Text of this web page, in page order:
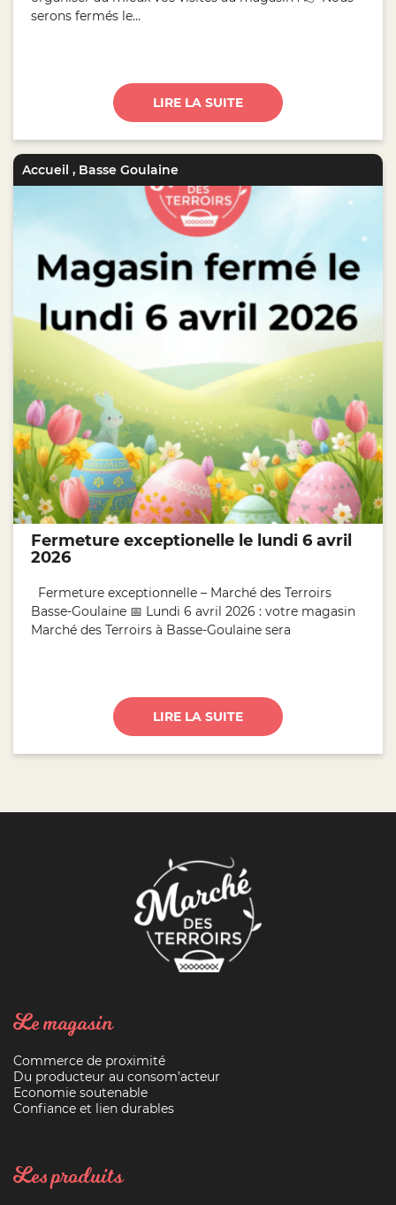
serons fermés le...
LIRE LA SUITE
Accueil , Basse Goulaine
Fermeture exceptionelle le lundi 6 avril
2026
Fermeture exceptionnelle – Marché des Terroirs
Basse-Goulaine 📅 Lundi 6 avril 2026 : votre magasin
Marché des Terroirs à Basse-Goulaine sera
LIRE LA SUITE
Le magasin
Commerce de proximité
Du producteur au consom’acteur
Economie soutenable
Confiance et lien durables
Les produits